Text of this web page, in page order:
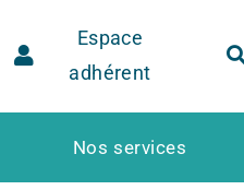
Espace
adhérent
Nos services